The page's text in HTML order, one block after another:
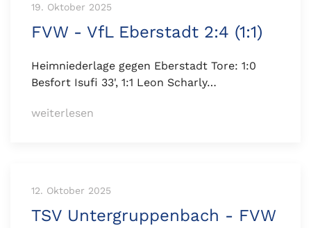
19. Oktober 2025
FVW - VfL Eberstadt 2:4 (1:1)
Heimniederlage gegen Eberstadt Tore: 1:0
Besfort Isufi 33', 1:1 Leon Scharly…
weiterlesen
12. Oktober 2025
TSV Untergruppenbach - FVW